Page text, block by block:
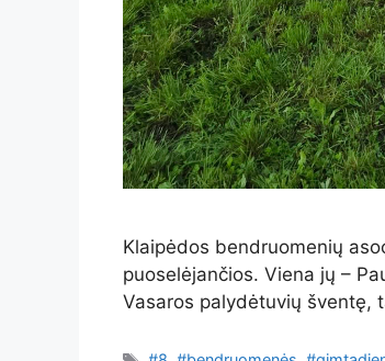
Klaipėdos bendruomenių
puoselėjančios. Viena jų –
Vasaros palydėtuvių šventę,